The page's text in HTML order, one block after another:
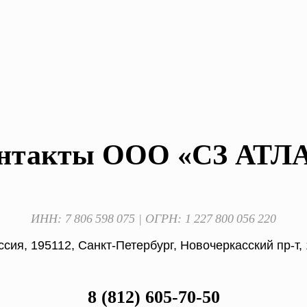
ООО «СЗ
ИНН: 7 806 598 075 | ОГРН: 1 227 800 056 220
195112, Санкт-Петербург, Новочеркасский пр-
8 (812) 605-70-50